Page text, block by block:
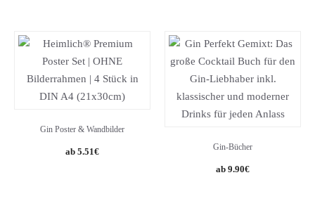
Gin Poster & Wandbilder
5.51€ Gin-Bücher
9.90€